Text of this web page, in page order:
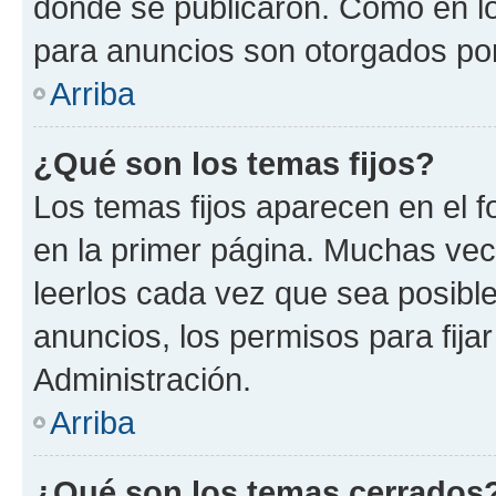
para anuncios son otorgados
Arriba
¿Qué son los temas fijos?
Los temas fijos aparecen en el
en la primer página. Muchas
leerlos cada vez que sea
anuncios, los permisos para
Administración.
Arriba